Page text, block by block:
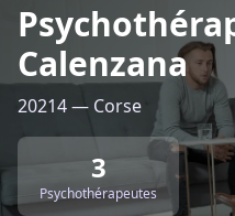
Calenzana
20214 — Corse
3
Psychothérapeutes